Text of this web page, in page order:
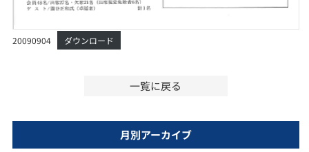
20090904 ダウンロード
一覧に戻る
月別アーカイブ